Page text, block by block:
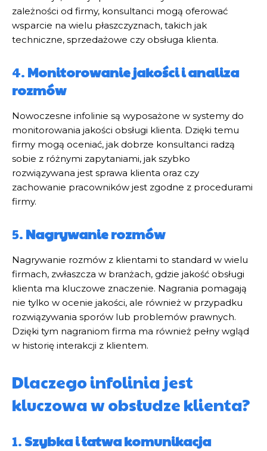
zależności od firmy, konsultanci mogą oferować
wsparcie na wielu płaszczyznach, takich jak
techniczne, sprzedażowe czy obsługa klienta.
4. Monitorowanie jakości i analiza
rozmów
Nowoczesne infolinie są wyposażone w systemy do
monitorowania jakości obsługi klienta. Dzięki temu
firmy mogą oceniać, jak dobrze konsultanci radzą
sobie z różnymi zapytaniami, jak szybko
rozwiązywana jest sprawa klienta oraz czy
zachowanie pracowników jest zgodne z procedurami
firmy.
5. Nagrywanie rozmów
Nagrywanie rozmów z klientami to standard w wielu
firmach, zwłaszcza w branżach, gdzie jakość obsługi
klienta ma kluczowe znaczenie. Nagrania pomagają
nie tylko w ocenie jakości, ale również w przypadku
rozwiązywania sporów lub problemów prawnych.
Dzięki tym nagraniom firma ma również pełny wgląd
w historię interakcji z klientem.
Dlaczego infolinia jest
kluczowa w obsłudze klienta?
1. Szybka i łatwa komunikacja